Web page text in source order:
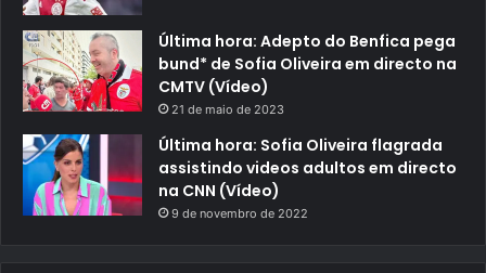
Última hora: Adepto do Benfica pega
bund* de Sofia Oliveira em directo na
CMTV (Vídeo)
21 de maio de 2023
Última hora: Sofia Oliveira flagrada
assistindo videos adultos em directo
na CNN (Vídeo)
9 de novembro de 2022